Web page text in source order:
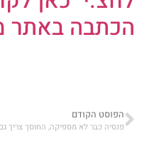
הכתבה באתר
הפוסט הקודם